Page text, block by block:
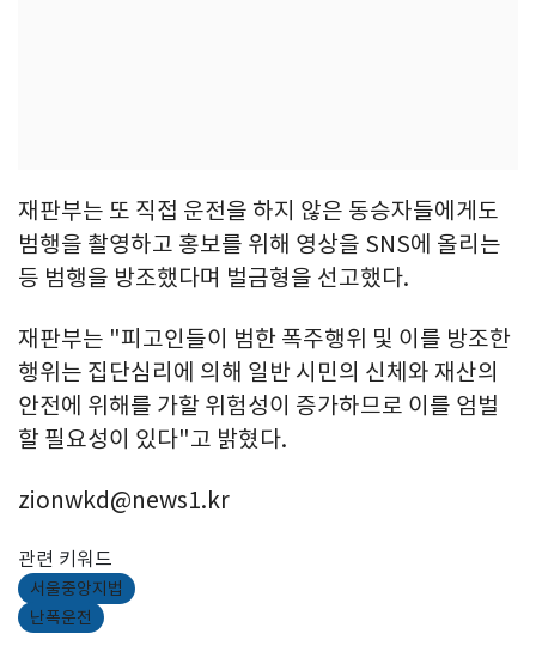
재판부는 또 직접 운전을 하지 않은 동승자들에게도
범행을 촬영하고 홍보를 위해 영상을 SNS에 올리는
등 범행을 방조했다며 벌금형을 선고했다.
재판부는 "피고인들이 범한 폭주행위 및 이를 방조한
행위는 집단심리에 의해 일반 시민의 신체와 재산의
안전에 위해를 가할 위험성이 증가하므로 이를 엄벌
할 필요성이 있다"고 밝혔다.
zionwkd@news1.kr
관련 키워드
서울중앙지법
난폭운전